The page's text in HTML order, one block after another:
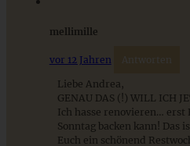
mellimille
vor 12 Jahren Antworten
Liebe Andrea,
GENAU DAS (!) WILL ICH
Ich hasse renovieren… erst
Sonntag backen kann! Das
Euch ein schönend